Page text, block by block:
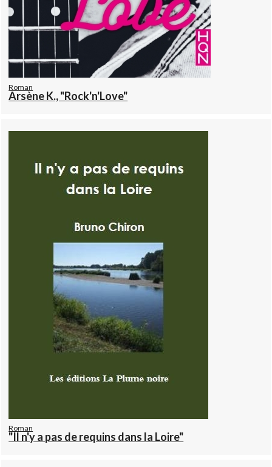
Roman
Arsène K., "Rock'n'Love"
Roman
"Il n'y a pas de requins dans la Loire"